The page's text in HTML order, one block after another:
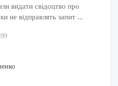
видати свідоцтво про
не відправлять запит ...